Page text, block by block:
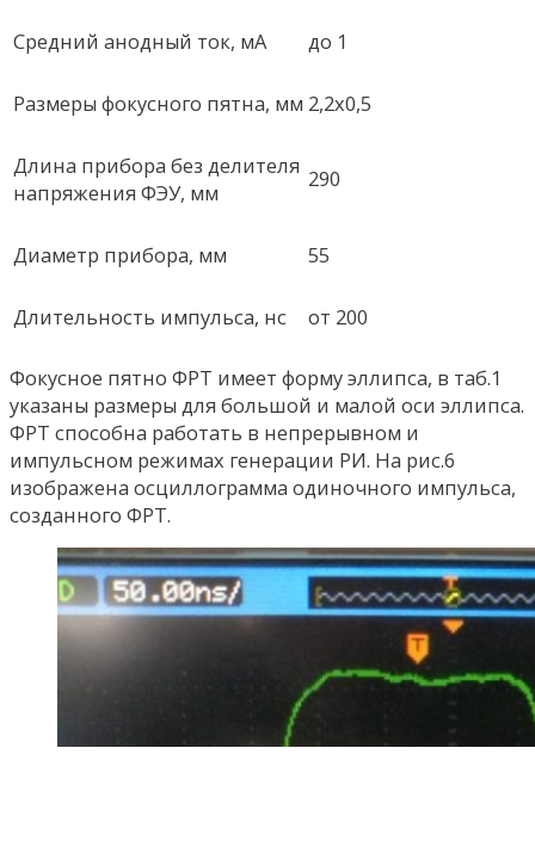
Средний анодный ток, мА до 1
Размеры фокусного пятна, мм 2,2х0,5
Длина прибора без делителя
напряжения ФЭУ, мм
290
Диаметр прибора, мм 55
Длительность импульса, нс от 200
Фокусное пятно ФРТ имеет форму эллипса, в таб.1
указаны размеры для большой и малой оси эллипса.
ФРТ способна работать в непрерывном и
импульсном режимах генерации РИ. На рис.6
изображена осциллограмма одиночного импульса,
созданного ФРТ.